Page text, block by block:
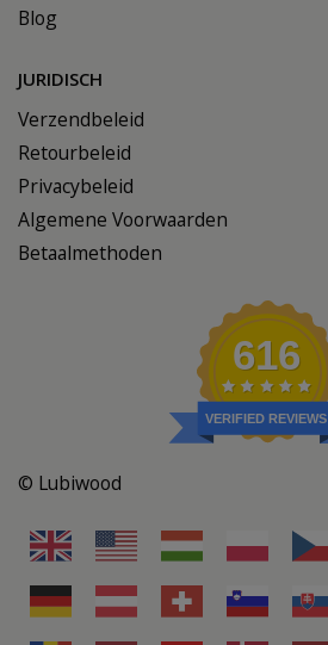
Blog
JURIDISCH
Verzendbeleid
Retourbeleid
Privacybeleid
Algemene Voorwaarden
Betaalmethoden
616
VERIFIED REVIEWS
© Lubiwood